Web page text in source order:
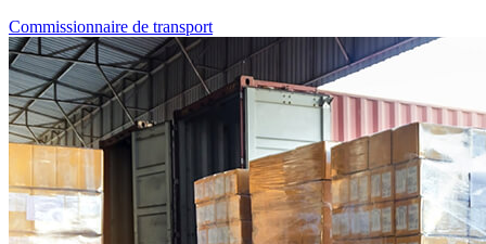
Commissionnaire de transport